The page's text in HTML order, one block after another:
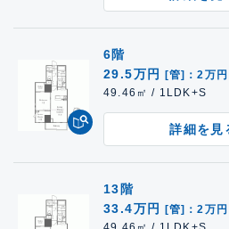
6階
29.5万円
[管]：2万円
49.46㎡ / 1LDK+S
詳細を見
13階
33.4万円
[管]：2万円